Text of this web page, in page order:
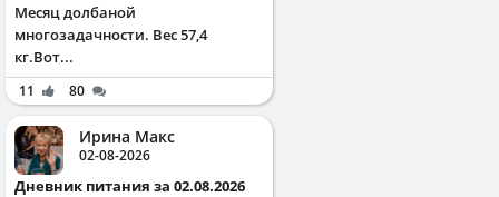
Месяц долбаной
многозадачности. Вес 57,4
кг.Вот...
11 80
Ирина Макс
02-08-2026
Дневник питания за 02.08.2026